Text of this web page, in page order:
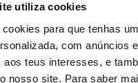
utiliza cookies
para que tenhas
com anúncios
aos teus interesses, e
nosso site. Para saber
Relax 200ml
55. PVPR €29.